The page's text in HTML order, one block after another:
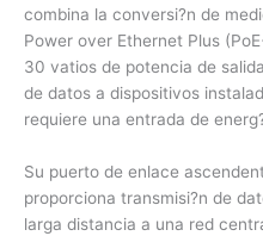
combina la conversi?n de
Power over Ethernet Plus
30 vatios de potencia de
de datos a dispositivos
requiere una entrada de
Su puerto de enlace
proporciona transmisi?n de
larga distancia a una red